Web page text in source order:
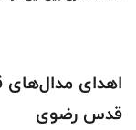
اهدای مدال‌های
قدس رضوی